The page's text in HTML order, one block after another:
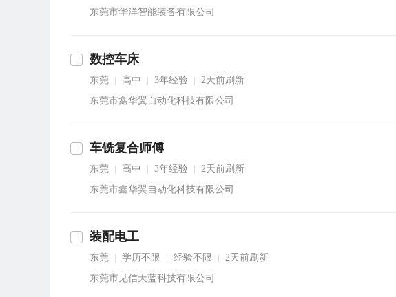
东莞市华洋智能装备有限公司
数控车床
东莞 高中 3年经验
2天前刷新
东莞市鑫华翼自动化科技有限公司
车铣复合师傅
东莞 高中 3年经验
2天前刷新
东莞市鑫华翼自动化科技有限公司
装配电工
东莞 学历不限 经验不限
2天前刷新
东莞市见信天蓝科技有限公司